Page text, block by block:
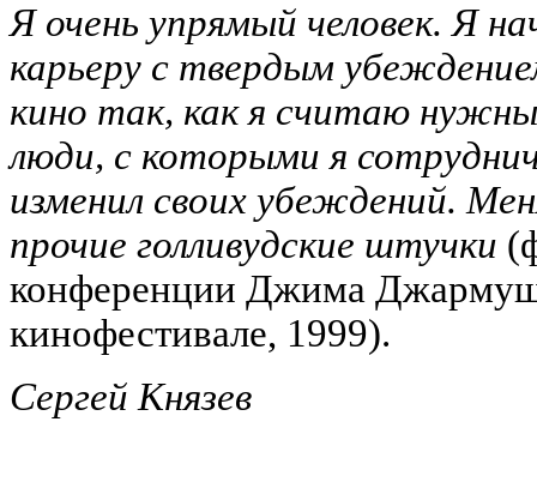
Я очень упрямый человек. Я
карьеру с твердым
кино так, как я считаю
люди, с которыми я
изменил своих убеждений.
прочие голливудские штучки
конференции Джима
кинофестивале, 1999).
Сергей Князев